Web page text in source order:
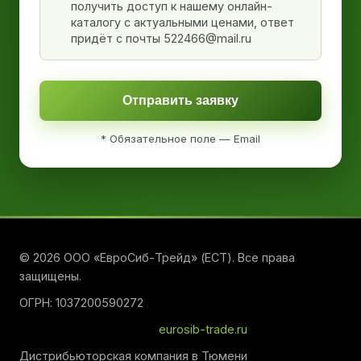
получить доступ к нашему онлайн-
каталогу с актуальными ценами, ответ
придёт с почты 522466@mail.ru
Отправить заявку
* Обязательное поле — Email
© 2026 ООО «ЕвроСиб-Трейд» (ЕСТ). Все права
защищены.
ОГРН: 1037200590272
eurosib-trade.ru
Дистрибьюторская компания в Тюмени